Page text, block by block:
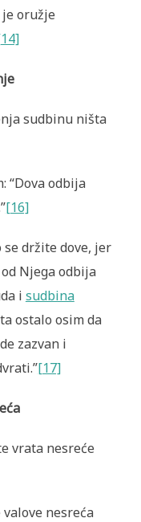
je oružje
sudbinu ništa
“Dova odbija
[16]
se držite dove, jer
Njega odbija
i sudbina
ostalo osim da
zazvan i
[17]
vrata nesreće
nesreća